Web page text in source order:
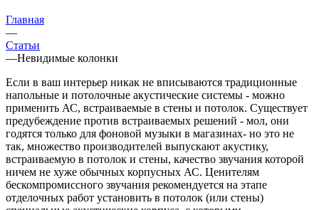
Главная
—
Статьи
—Невидимые колонки
Если в ваш интерьер никак не вписываются традиционные
напольные и потолочные акустические системы - можно
применить АС, встраиваемые в стены и потолок. Существует
предубеждение против встраиваемых решений - мол, они
годятся только для фоновой музыки в магазинах- но это не
так, множество производителей выпускают акустику,
встраиваемую в потолок и стены, качество звучания которой
ничем не хуже обычных корпусных АС. Ценителям
бескомпромиссного звучания рекомендуется на этапе
отделочных работ установить в потолок (или стены)